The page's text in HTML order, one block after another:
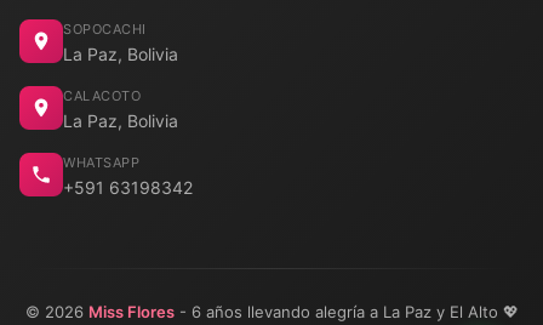
SOPOCACHI
La Paz, Bolivia
CALACOTO
La Paz, Bolivia
WHATSAPP
+591 63198342
© 2026 Miss Flores- 6 años llevando alegría a La Paz y El Alto 💖